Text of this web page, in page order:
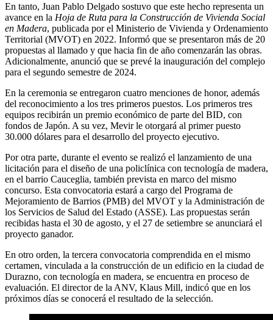
En tanto, Juan Pablo Delgado sostuvo que este hecho representa un
avance en la Hoja de Ruta para la Construcción de Vivienda Social
en Madera, publicada por el Ministerio de Vivienda y Ordenamiento
Territorial (MVOT) en 2022. Informó que se presentaron más de 20
propuestas al llamado y que hacia fin de año comenzarán las obras.
Adicionalmente, anunció que se prevé la inauguración del complejo
para el segundo semestre de 2024.
En la ceremonia se entregaron cuatro menciones de honor, además
del reconocimiento a los tres primeros puestos. Los primeros tres
equipos recibirán un premio económico de parte del BID, con
fondos de Japón. A su vez, Mevir le otorgará al primer puesto
30.000 dólares para el desarrollo del proyecto ejecutivo.
Por otra parte, durante el evento se realizó el lanzamiento de una
licitación para el diseño de una policlínica con tecnología de madera,
en el barrio Cauceglia, también prevista en marco del mismo
concurso. Esta convocatoria estará a cargo del Programa de
Mejoramiento de Barrios (PMB) del MVOT y la Administración de
los Servicios de Salud del Estado (ASSE). Las propuestas serán
recibidas hasta el 30 de agosto, y el 27 de setiembre se anunciará el
proyecto ganador.
En otro orden, la tercera convocatoria comprendida en el mismo
certamen, vinculada a la construcción de un edificio en la ciudad de
Durazno, con tecnología en madera, se encuentra en proceso de
evaluación. El director de la ANV, Klaus Mill, indicó que en los
próximos días se conocerá el resultado de la selección.